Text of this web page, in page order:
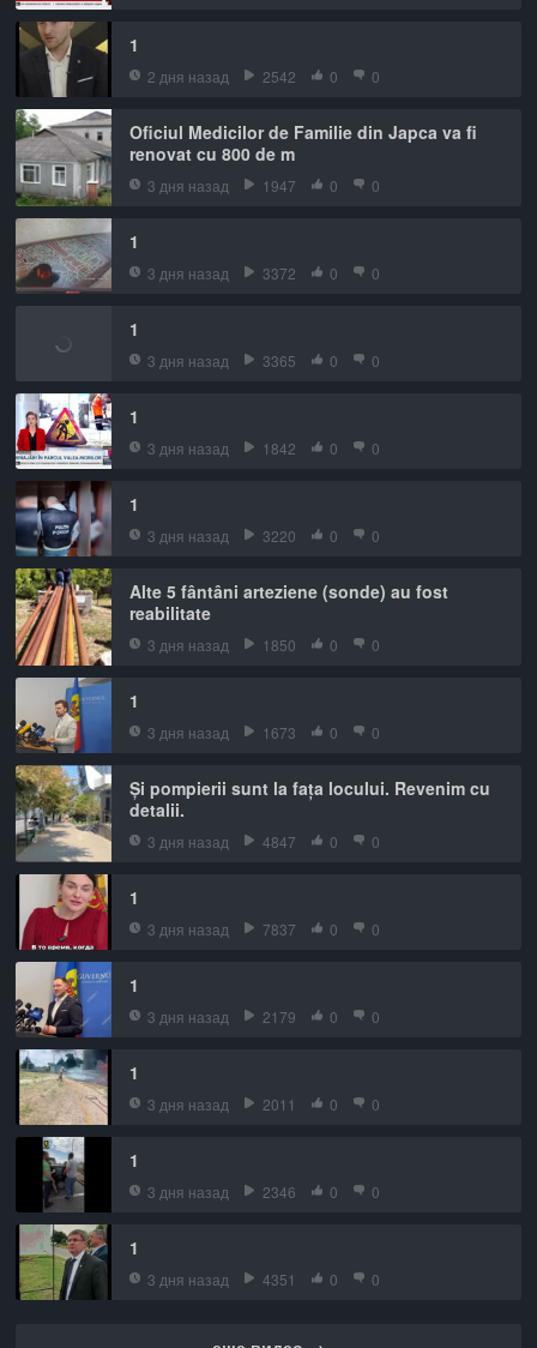
1
2 дня назад 2542 0 0
Oficiul Medicilor de Familie din Japca va fi
renovat cu 800 de m
3 дня назад 1947 0 0
1
3 дня назад 3372 0 0
1
3 дня назад 3365 0 0
1
3 дня назад 1842 0 0
1
3 дня назад 3220 0 0
Alte 5 fântâni arteziene (sonde) au fost
reabilitate
3 дня назад 1850 0 0
1
3 дня назад 1673 0 0
Și pompierii sunt la fața locului. Revenim cu
detalii.
3 дня назад 4847 0 0
1
3 дня назад 7837 0 0
1
3 дня назад 2179 0 0
1
3 дня назад 2011 0 0
1
3 дня назад 2346 0 0
1
3 дня назад 4351 0 0